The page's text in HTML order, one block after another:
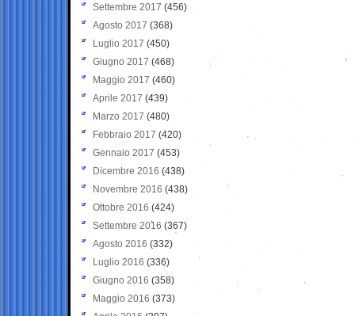
Settembre 2017 (456)
Agosto 2017 (368)
Luglio 2017 (450)
Giugno 2017 (468)
Maggio 2017 (460)
Aprile 2017 (439)
Marzo 2017 (480)
Febbraio 2017 (420)
Gennaio 2017 (453)
Dicembre 2016 (438)
Novembre 2016 (438)
Ottobre 2016 (424)
Settembre 2016 (367)
Agosto 2016 (332)
Luglio 2016 (336)
Giugno 2016 (358)
Maggio 2016 (373)